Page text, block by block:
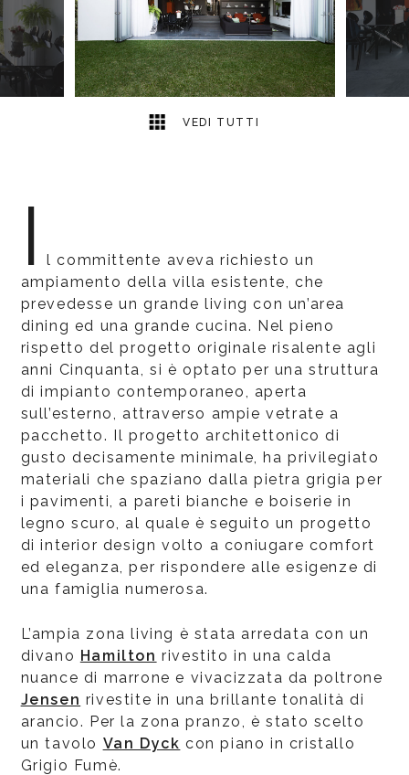
VEDI TUTTI
I
l committente aveva richiesto un
ampiamento della villa esistente, che
prevedesse un grande living con un’area
dining ed una grande cucina. Nel pieno
rispetto del progetto originale risalente agli
anni Cinquanta, si è optato per una struttura
di impianto contemporaneo, aperta
sull’esterno, attraverso ampie vetrate a
pacchetto. Il progetto architettonico di
gusto decisamente minimale, ha privilegiato
materiali che spaziano dalla pietra grigia per
i pavimenti, a pareti bianche e boiserie in
legno scuro, al quale è seguito un progetto
di interior design volto a coniugare comfort
ed eleganza, per rispondere alle esigenze di
una famiglia numerosa.
L’ampia zona living è stata arredata con un
divano Hamilton rivestito in una calda
nuance di marrone e vivacizzata da poltrone
Jensen rivestite in una brillante tonalità di
arancio. Per la zona pranzo, è stato scelto
un tavolo Van Dyck con piano in cristallo
Grigio Fumè.